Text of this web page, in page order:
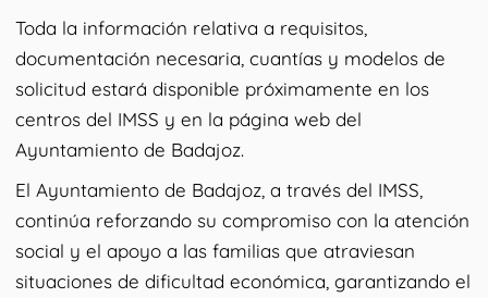
Toda la información relativa a requisitos,
documentación necesaria, cuantías y modelos de
solicitud estará disponible próximamente en los
centros del IMSS y en la página web del
Ayuntamiento de Badajoz.
El Ayuntamiento de Badajoz, a través del IMSS,
continúa reforzando su compromiso con la atención
social y el apoyo a las familias que atraviesan
situaciones de dificultad económica, garantizando el